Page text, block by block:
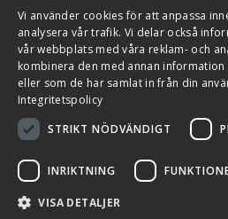
© 2026 Flexit AB. Alla rättigheter
Aktuellt Miljö och kvalitetssäkring
Vi använder cookies för att anpassa
analysera vår trafik. Vi delar också
vår webbplats med våra reklam- och
kombinera den med annan
eller som de har samlat in från din
Integritetspolicy
STRIKT NÖDVÄNDIGT
INRIKTNING
VISA DETALJER